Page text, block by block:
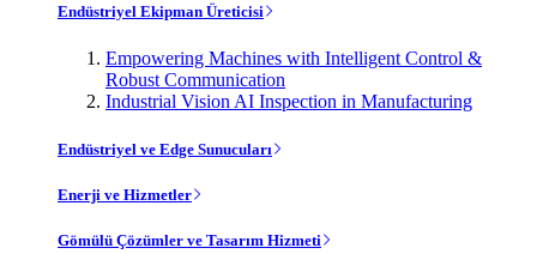
Endüstriyel Ekipman Üreticisi
Empowering Machines with Intelligent Control &
Robust Communication
Industrial Vision AI Inspection in Manufacturing
Endüstriyel ve Edge Sunucuları
Enerji ve Hizmetler
Gömülü Çözümler ve Tasarım Hizmeti